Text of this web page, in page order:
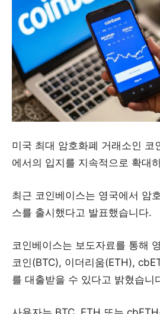
미국 최대 암호화폐 거래소인 코
에서의 입지를 지속적으로 확대
최근 코인베이스는 영국에서 암
스를 출시했다고 발표했습니다.
코인베이스는 보도자료를 통해
코인(BTC), 이더리움(ETH),
를 대출받을 수 있다고 밝혔습니